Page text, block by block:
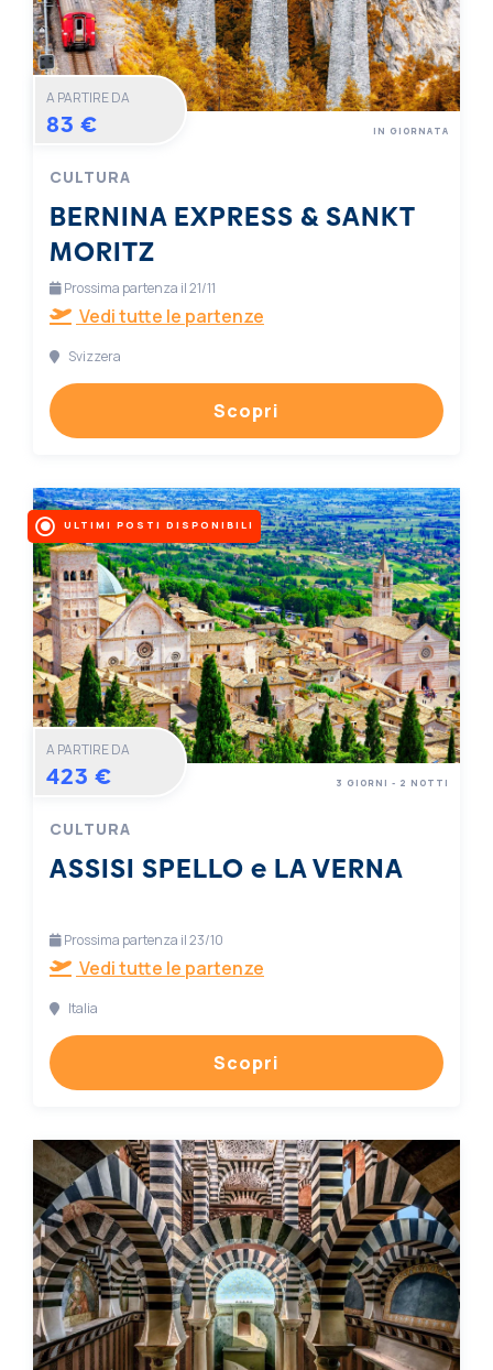
A PARTIRE DA
83 €
CULTURA
BERNINA EXPRESS & SANKT
MORITZ
IN GIORNATA
Prossima partenza il 21/11
Vedi tutte le partenze
Svizzera
Scopri
ULTIMI POSTI DISPONIBILI
A PARTIRE DA
423 €
CULTURA
ASSISI SPELLO e LA VERNA
3 GIORNI - 2 NOTTI
Prossima partenza il 23/10
Vedi tutte le partenze
Italia
Scopri